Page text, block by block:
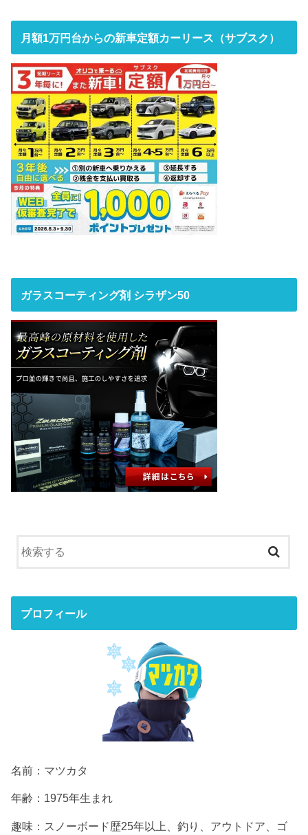
月額1万円台からの新車定額カーリース（サブスク）
ガラスコーティング剤 シラザン50
プロフィール
名前：マツカタ
年齢：1975年生まれ
趣味：スノーボード歴25年以上、釣り、アウトドア、ゴ